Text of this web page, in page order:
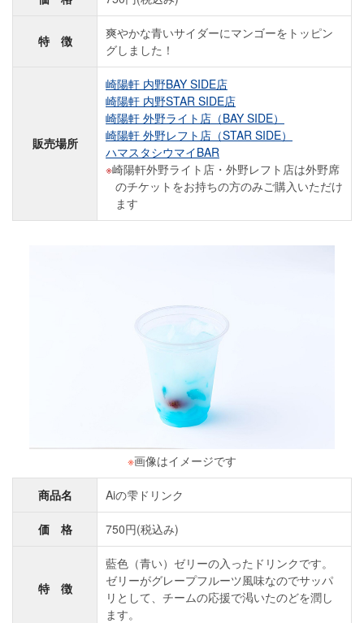
特 徴
爽やかな青いサイダーにマンゴーをトッピン
グしました！
販売場所
崎陽軒 内野BAY SIDE店
崎陽軒 内野STAR SIDE店
崎陽軒 外野ライト店（BAY SIDE）
崎陽軒 外野レフト店（STAR SIDE）
ハマスタシウマイBAR
崎陽軒外野ライト店・外野レフト店は外野席
のチケットをお持ちの方のみご購入いただけ
ます
※画像はイメージです
商品名 Aiの雫ドリンク
価 格 750円(税込み)
特 徴
藍色（青い）ゼリーの入ったドリンクです。
ゼリーがグレープフルーツ風味なのでサッパ
リとして、チームの応援で渇いたのどを潤し
ます。